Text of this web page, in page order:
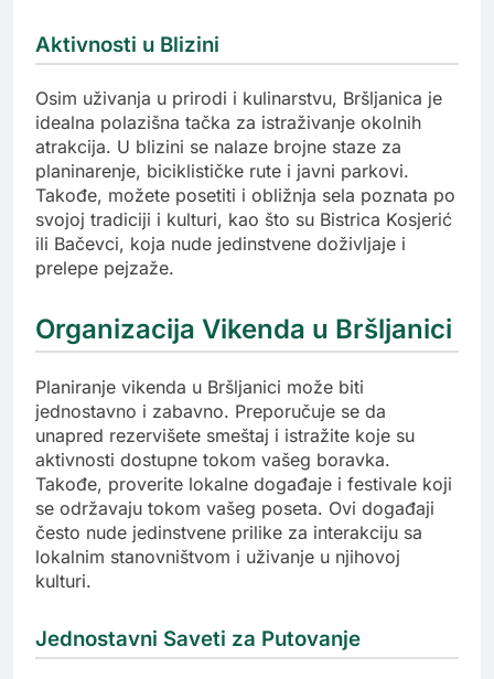
Aktivnosti u Blizini
Osim uživanja u prirodi i kulinarstvu, Bršljanica je
idealna polazišna tačka za istraživanje okolnih
atrakcija. U blizini se nalaze brojne staze za
planinarenje, biciklističke rute i javni parkovi.
Takođe, možete posetiti i obližnja sela poznata po
svojoj tradiciji i kulturi, kao što su Bistrica Kosjerić
ili Bačevci, koja nude jedinstvene doživljaje i
prelepe pejzaže.
Organizacija Vikenda u Bršljanici
Planiranje vikenda u Bršljanici može biti
jednostavno i zabavno. Preporučuje se da
unapred rezervišete smeštaj i istražite koje su
aktivnosti dostupne tokom vašeg boravka.
Takođe, proverite lokalne događaje i festivale koji
se održavaju tokom vašeg poseta. Ovi događaji
često nude jedinstvene prilike za interakciju sa
lokalnim stanovništvom i uživanje u njihovoj
kulturi.
Jednostavni Saveti za Putovanje